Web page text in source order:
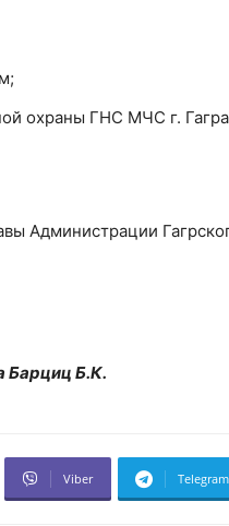
охраны ГНС МЧС г. Гагра
Администрации
Барциц Б.К.
Viber Telegram